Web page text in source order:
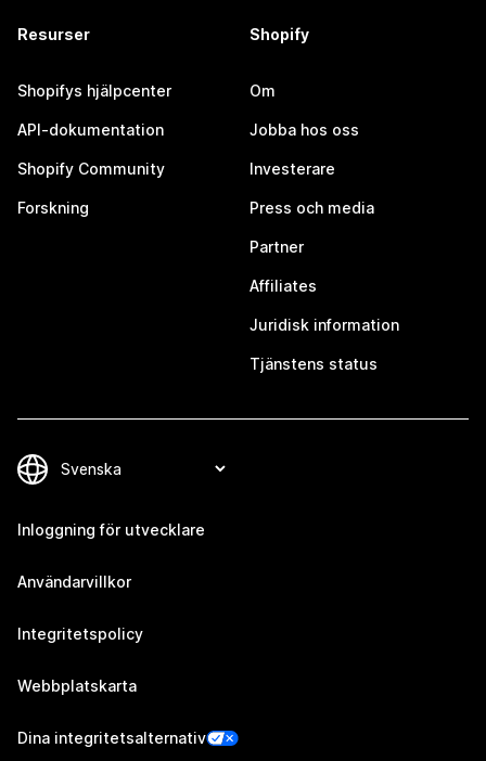
Resurser
Shopifys hjälpcenter
API-dokumentation
Shopify Community
Forskning
Shopify
Om
Jobba hos oss
Investerare
Press och media
Partner
Affiliates
Juridisk information
Tjänstens status
Inloggning för utvecklare
Användarvillkor
Integritetspolicy
Webbplatskarta
Dina integritetsalternativ